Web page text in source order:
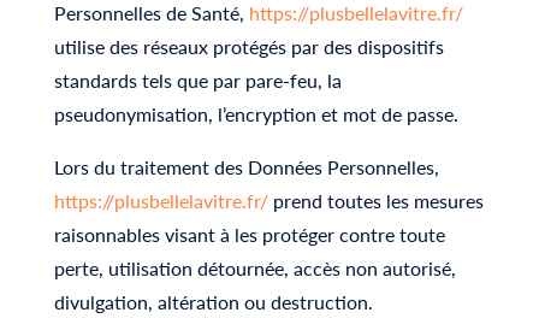
Personnelles de Santé, https://plusbellelavitre.fr/
utilise des réseaux protégés par des dispositifs
standards tels que par pare-feu, la
pseudonymisation, l’encryption et mot de passe.
Lors du traitement des Données Personnelles,
https://plusbellelavitre.fr/prend toutes les mesures
raisonnables visant à les protéger contre toute
perte, utilisation détournée, accès non autorisé,
divulgation, altération ou destruction.